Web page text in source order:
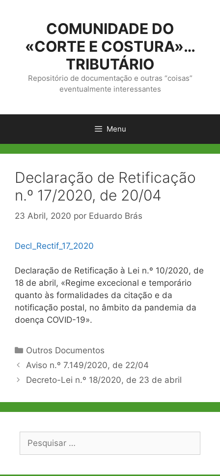
conteúdo
COMUNIDADE DO
«CORTE E COSTURA»…
TRIBUTÁRIO
Repositório de documentação e outras “coisas”
eventualmente interessantes
Menu
Declaração de Retificação
n.º 17/2020, de 20/04
23 Abril, 2020 por Eduardo Brás
Decl_Rectif_17_2020
Declaração de Retificação à Lei n.º 10/2020, de
18 de abril, «Regime excecional e temporário
quanto às formalidades da citação e da
notificação postal, no âmbito da pandemia da
doença COVID-19».
Categorias
Outros Documentos
Navegação
de
Aviso n.º 7.149/2020, de 22/04
Decreto-Lei n.º 18/2020, de 23 de abril
Pesquisar